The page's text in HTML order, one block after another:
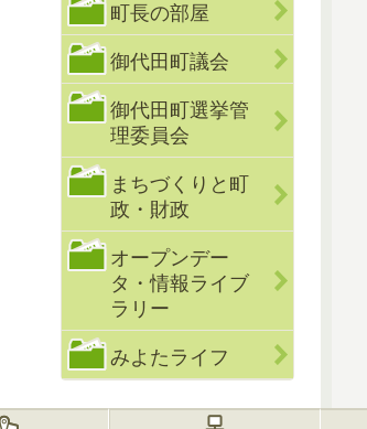
町長の部屋
御代田町議会
御代田町選挙管
理委員会
まちづくりと町
政・財政
オープンデー
タ・情報ライブ
ラリー
みよたライフ